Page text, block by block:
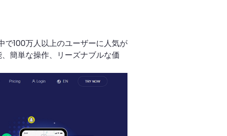
で100万人以上のユーザーに人気が
簡単な操作、リーズナブルな価